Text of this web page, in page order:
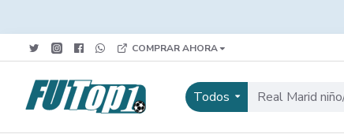
COMPRAR AHORA
Todos